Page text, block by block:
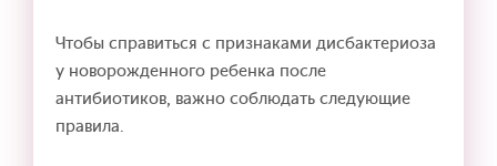
Чтобы справиться с признаками дисбактериоза
у новорожденного ребенка после
антибиотиков, важно соблюдать следующие
правила.